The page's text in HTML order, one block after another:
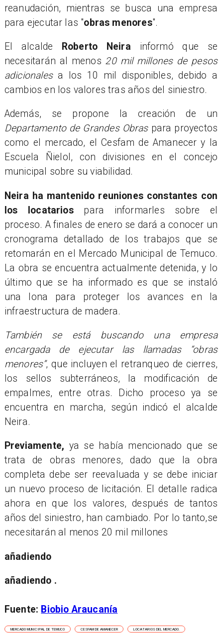
reanudación, mientras se busca una empresa
para ejecutar las "obras menores".
El alcalde Roberto Neira informó que se
necesitarán al menos 20 mil millones de pesos
adicionalesa los 10 mil disponibles, debido a
cambios en los valores tras años del siniestro.
Además, se propone la creación de un
Departamento de Grandes Obraspara proyectos
como el mercado, el Cesfam de Amanecer y la
Escuela Ñielol, con divisiones en el concejo
municipal sobre su viabilidad.
Neira ha mantenido reuniones constantes con
los locatariospara informarles sobre el
proceso. A finales de enero se dará a conocer un
cronograma detallado de los trabajos que se
retomarán en el Mercado Municipal de Temuco.
La obra se encuentra actualmente detenida, y lo
último que se ha informado es que se instaló
una lona para proteger los avances en la
infraestructura de madera.
También se está buscando una empresa
encargada de ejecutar las llamadas “obras
menores”, que incluyen el retranqueo de cierres,
los sellos subterráneos, la modificación de
empalmes, entre otras. Dicho proceso ya se
encuentra en marcha, según indicó el alcalde
Neira.
Previamente, ya se había mencionado que se
trata de obras menores, dado que la obra
completa debe ser reevaluada y se debe iniciar
un nuevo proceso de licitación. El detalle radica
ahora en que los valores, después de tantos
años del siniestro, han cambiado. Por lo tanto,se
necesitarán al menos 20 mil millones
añadiendo
añadiendo .
Fuente: Biobio Araucanía
MERCADO MUNICIPAL DE TEMUCO CESFAM DE AMANECER LOCATARIOS DEL MERCADO.